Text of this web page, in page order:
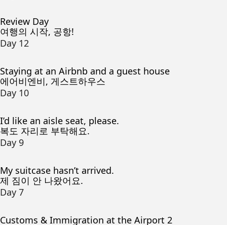
Review Day
여행의 시작, 공항!
Day 12
Staying at an Airbnb and a guest house
에어비엔비, 게스트하우스
Day 10
I’d like an aisle seat, please.
복도 자리로 부탁해요.
Day 9
My suitcase hasn’t arrived.
제 짐이 안 나왔어요.
Day 7
Customs & Immigration at the Airport 2